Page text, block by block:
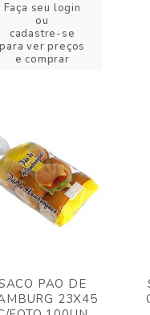
Faça seu login
ou
cadastre-se
para ver preços
e comprar
PAO DE
23X45